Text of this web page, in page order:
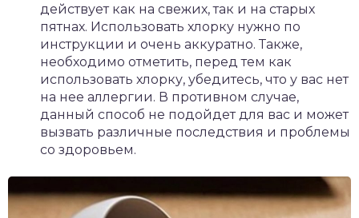
действует как на свежих, так и на старых
пятнах. Использовать хлорку нужно по
инструкции и очень аккуратно. Также,
необходимо отметить, перед тем как
использовать хлорку, убедитесь, что у вас нет
на нее аллергии. В противном случае,
данный способ не подойдет для вас и может
вызвать различные последствия и проблемы
со здоровьем.